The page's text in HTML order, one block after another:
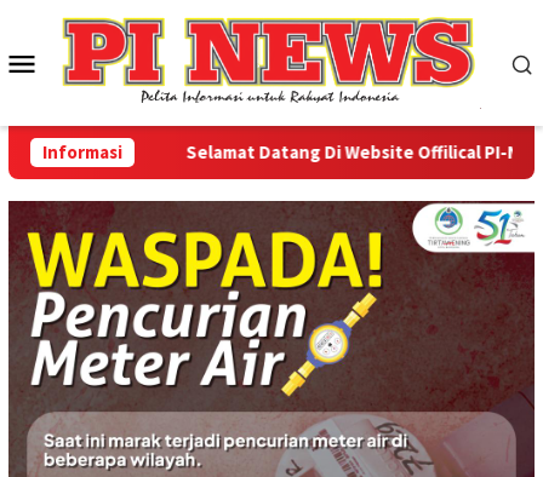
konten
Menu
Mobile
Informasi Selamat Datang Di Website Offilical PI-News